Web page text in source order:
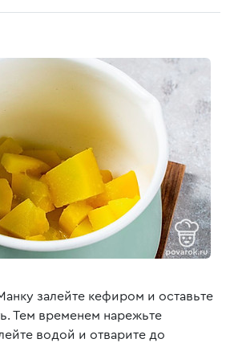
залейте кефиром и оставьте
Тем временем нарежьте
водой и отварите до